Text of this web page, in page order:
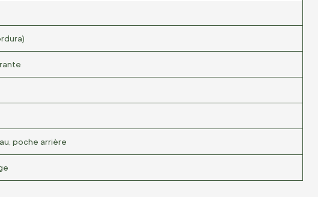
poche arrière